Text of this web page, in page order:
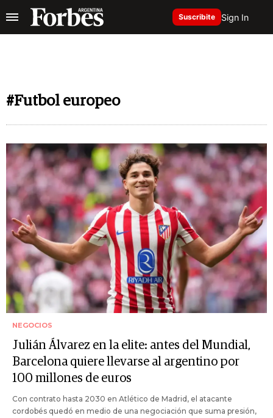
Suscribite Sign In
#Futbol europeo
NEGOCIOS
Julián Álvarez en la elite: antes del Mundial,
Barcelona quiere llevarse al argentino por
100 millones de euros
Con contrato hasta 2030 en Atlético de Madrid, el atacante
cordobés quedó en medio de una negociación que suma presión,